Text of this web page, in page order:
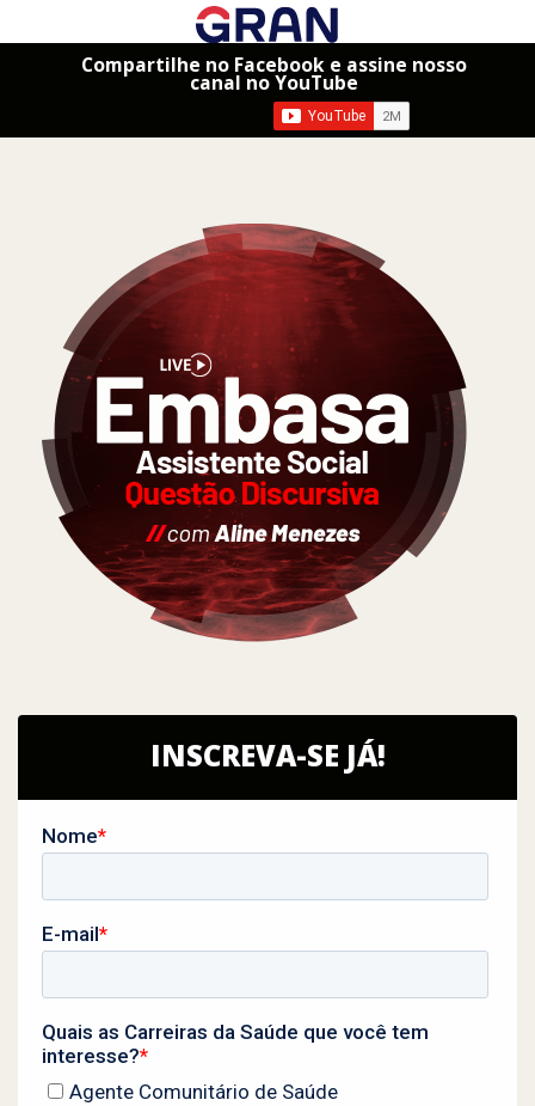
Compartilhe no Facebook e assine nosso
canal no YouTube
INSCREVA-SE JÁ!